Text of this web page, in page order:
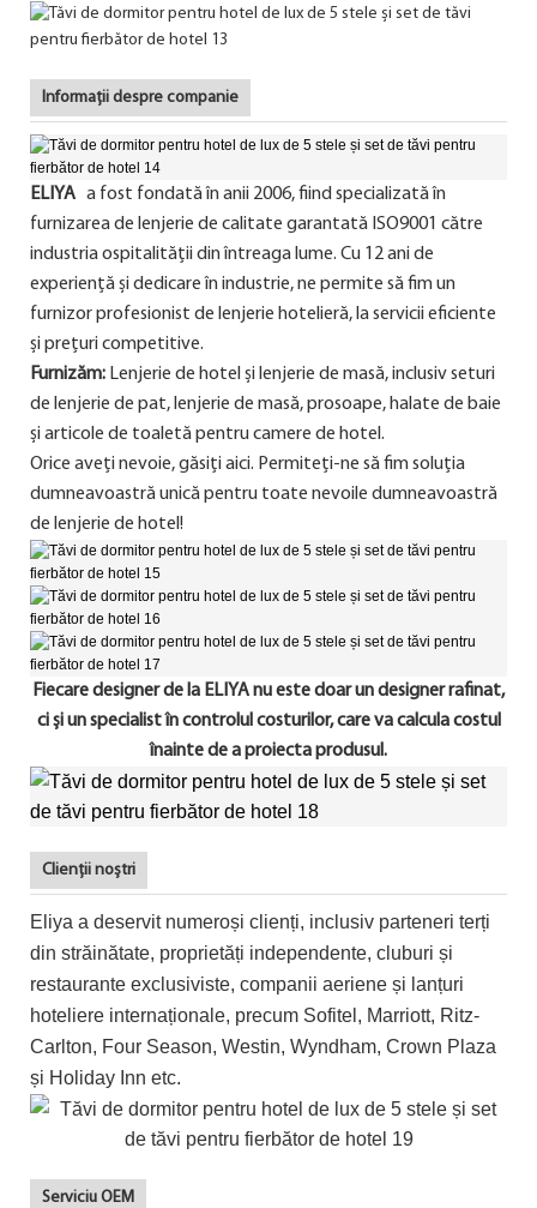
Informații despre companie
ELIYA a fost fondată în anii 2006, fiind specializată în
furnizarea de lenjerie de calitate garantată ISO9001 către
industria ospitalității din întreaga lume. Cu 12 ani de
experiență și dedicare în industrie, ne permite să fim un
furnizor profesionist de lenjerie hotelieră, la servicii eficiente
și prețuri competitive.
Furnizăm: Lenjerie de hotel și lenjerie de masă, inclusiv seturi
de lenjerie de pat, lenjerie de masă, prosoape, halate de baie
și articole de toaletă pentru camere de hotel.
Orice aveți nevoie, găsiți aici. Permiteți-ne să fim soluția
dumneavoastră unică pentru toate nevoile dumneavoastră
de lenjerie de hotel!
Fiecare designer de la ELIYA nu este doar un designer rafinat,
ci și un specialist în controlul costurilor, care va calcula costul
înainte de a proiecta produsul.
Clienții noștri
Eliya a deservit numeroși clienți, inclusiv parteneri terți
din străinătate, proprietăți independente, cluburi și
restaurante exclusiviste, companii aeriene și lanțuri
hoteliere internaționale, precum Sofitel, Marriott, Ritz-
Carlton, Four Season, Westin, Wyndham, Crown Plaza
și Holiday Inn etc.
Serviciu OEM